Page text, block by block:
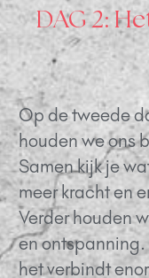
DAG 2:
Op de tweede
houden we ons
Samen kijk je
meer kracht en
Verder houden
en
het verbindt